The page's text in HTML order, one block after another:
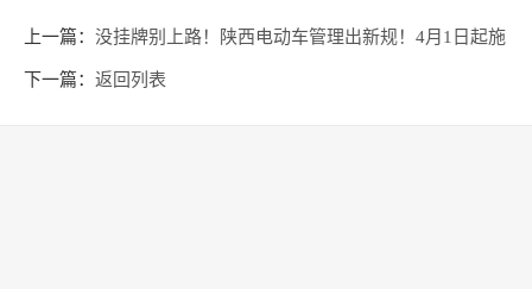
上一篇： 没挂牌别上路！陕西电动车管理出新规！4月1日起施
行
下一篇： 返回列表